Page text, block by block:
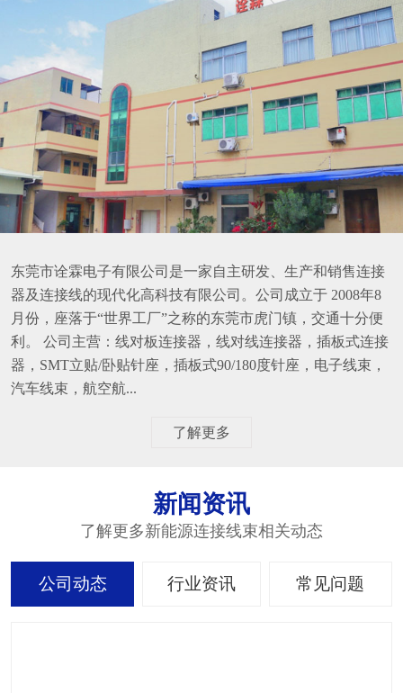
东莞市诠霖电子有限公司是一家自主研发、生产和销售连接
器及连接线的现代化高科技有限公司。公司成立于 2008年8
月份，座落于“世界工厂”之称的东莞市虎门镇，交通十分便
利。 公司主营：线对板连接器，线对线连接器，插板式连接
器，SMT立贴/卧贴针座，插板式90/180度针座，电子线束，
汽车线束，航空航...
了解更多
新闻资讯
了解更多新能源连接线束相关动态
公司动态 行业资讯 常见问题